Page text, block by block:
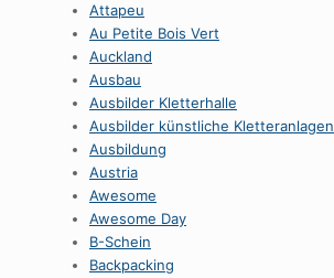
Attapeu
Au Petite Bois Vert
Auckland
Ausbau
Ausbilder Kletterhalle
Ausbilder künstliche Kletteranlagen
Ausbildung
Austria
Awesome
Awesome Day
B-Schein
Backpacking